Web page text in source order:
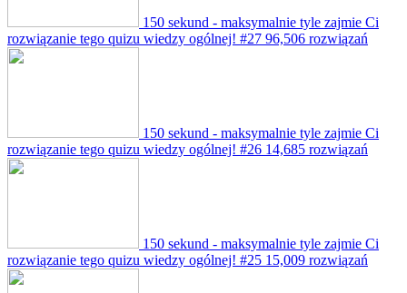
150 sekund - maksymalnie tyle zajmie Ci
rozwiązanie tego quizu wiedzy ogólnej! #27 96,506 rozwiązań
150 sekund - maksymalnie tyle zajmie Ci
rozwiązanie tego quizu wiedzy ogólnej! #26 14,685 rozwiązań
150 sekund - maksymalnie tyle zajmie Ci
rozwiązanie tego quizu wiedzy ogólnej! #25 15,009 rozwiązań